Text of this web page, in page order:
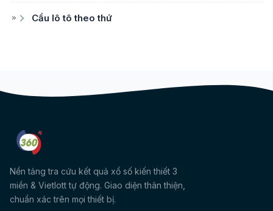
Cầu lô tô theo thứ
Nền tảng tra cứu kết quả xổ số kiến thiết 3
miền & Vietlott tự động. Giao diện thân thiện,
chuẩn xác trên mọi thiết bị.